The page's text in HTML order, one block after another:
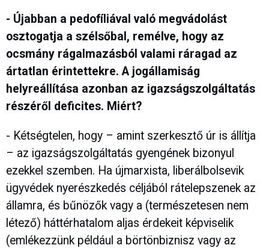
- Újabban a pedofíliával való megvádolást
osztogatja a szélsőbal, remélve, hogy az
ocsmány rágalmazásból valami ráragad az
ártatlan érintettekre. A jogállamiság
helyreállítása azonban az igazságszolgáltatás
részéről deficites. Miért?
- Kétségtelen, hogy – amint szerkesztő úr is állítja
– az igazságszolgáltatás gyengének bizonyul
ezekkel szemben. Ha újmarxista, liberálbolsevik
ügyvédek nyerészkedés céljából rátelepszenek az
államra, és bűnözők vagy a (természetesen nem
létező) háttérhatalom aljas érdekeit képviselik
(emlékezzünk például a börtönbiznisz vagy az